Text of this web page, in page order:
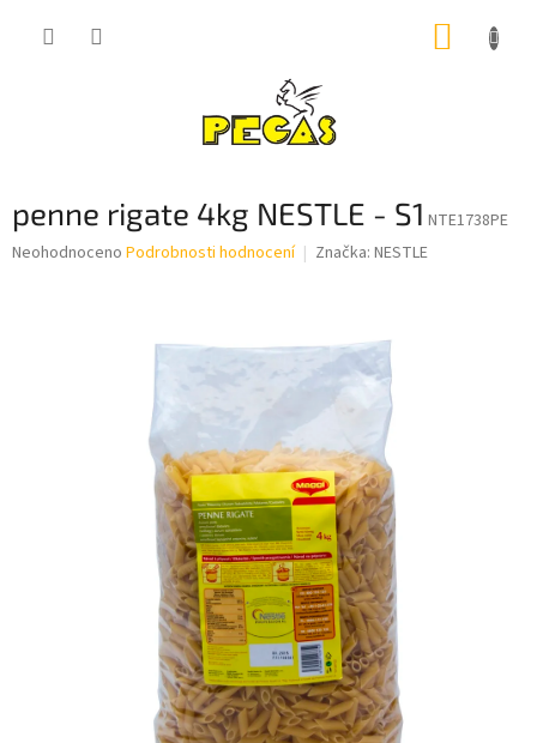
penne rigate 4kg NESTLE - S1 NTE1738PE
Průměrné
Neohodnoceno Podrobnosti hodnocení Značka: NESTLE